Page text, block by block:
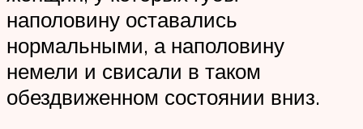
наполовину оставались
нормальными, а наполовину
немели и свисали в таком
обездвиженном состоянии вниз.